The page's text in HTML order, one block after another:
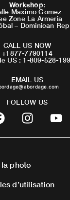
Workshop:
Maximo Gomez
Zone La Armeria
– Dominican
CALL US NOW
+1877-7790114
US : 1-809-528-
EMAIL US
FOLLOW US
I
n
s
a
g
r
Y
o
u
photo
d’utilisation